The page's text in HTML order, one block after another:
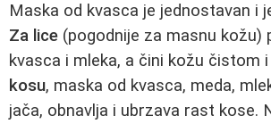
Maska od kvasca je jednostavan i
Za lice (pogodnije za masnu kožu)
kvasca i mleka, a čini kožu čistom
kosu, maska od kvasca, meda,
jača, obnavlja i ubrzava rast kose.